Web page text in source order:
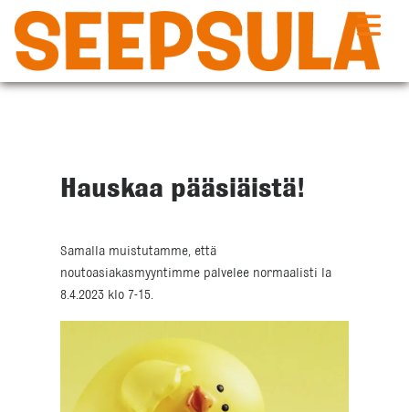
Siirry
sisältöön
Hauskaa pääsiäistä!
Samalla muistutamme, että
noutoasiakasmyyntimme palvelee normaalisti la
8.4.2023 klo 7-15.